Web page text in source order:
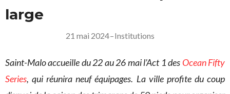
large
21 mai 2024–Institutions
Saint-Malo accueille du 22 au 26 mai l’Act 1 des Ocean Fifty
Series, qui réunira neuf équipages. La ville profite du coup